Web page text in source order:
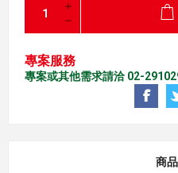
專案服務
專案或其他需求請洽 02-
商